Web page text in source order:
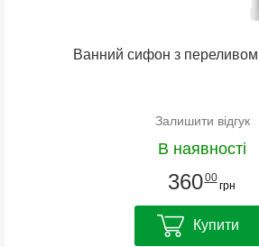
Ванний сифон з
Залишити відгук
В наявності
36000
грн
Купити